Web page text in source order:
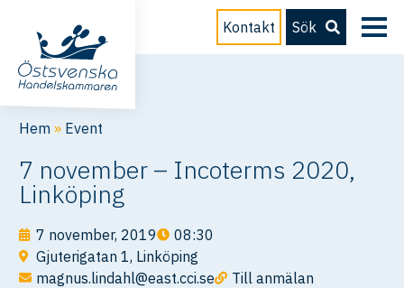
Kontakt Sök
Hem » Event
7 november – Incoterms 2020,
Linköping
7 november, 2019
08:30
Gjuterigatan 1, Linköping
magnus.lindahl@east.cci.se
Till anmälan